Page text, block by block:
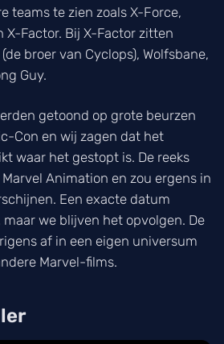
teams te zien zoals X-Force,
X-Factor. Bij X-Factor zitten
broer van Cyclops), Wolfsbane,
Guy.
getoond op grote beurzen
Con en wij zagen dat het
waar het gestopt is. De reeks
Animation en zou ergens in
Een exacte datum
we blijven het opvolgen. De
af in een eigen universum
Marvel-films.